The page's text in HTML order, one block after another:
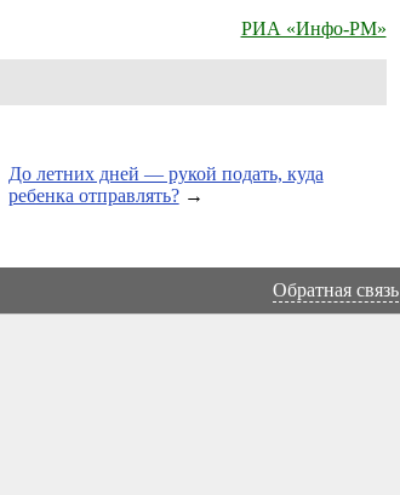
РИА «Инфо-РМ»
До летних дней — рукой подать, куда
ребенка отправлять?→
Обратная связь